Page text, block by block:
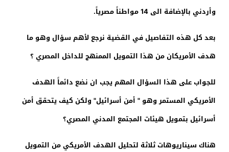
وأردني بالإضافة الى 14 مواطناً مصرياً.
بعد كل هذه التفاصيل في القضية نرجع لأهم سؤال وهو ما
هدف الأمريكان من هذا التمويل الممنهج للداخل المصري ؟
للجواب على هذا السؤال المهم يجب ان نضع دائماً الهدف
الأمريكي المستمر وهو " أمن أسرائيل" ولكن كيف يتحقق أمن
أسرائيل بتمويل هيئات المجتمع المدني المصري؟
هناك سيناريوهات ثلاثة لتحليل الهدف الأمريكي من التمويل